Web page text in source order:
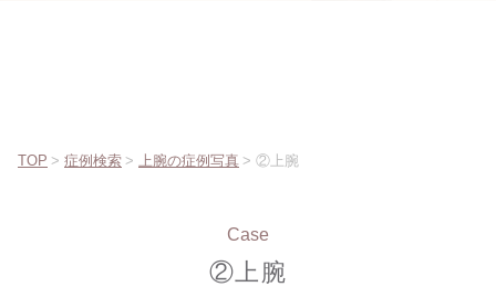
TOP > 症例検索 > 上腕の症例写真 > ②上腕
Case
②上腕